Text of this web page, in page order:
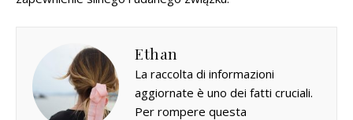
Ethan
La raccolta di informazioni
aggiornate è uno dei fatti cruciali.
Per rompere questa